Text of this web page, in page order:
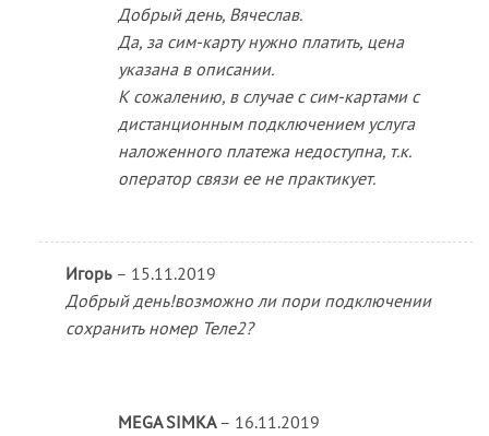
Добрый день, Вячеслав.
Да, за сим-карту нужно платить, цена
указана в описании.
К сожалению, в случае с сим-картами с
дистанционным подключением услуга
наложенного платежа недоступна, т.к.
оператор связи ее не практикует.
Игорь – 15.11.2019
Добрый день!возможно ли пори подключении
сохранить номер Теле2?
MEGA SIMKA – 16.11.2019